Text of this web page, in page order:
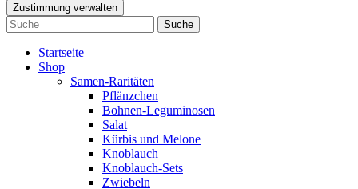
Zustimmung verwalten
Suche
Startseite
Shop
Samen-Raritäten
Pflänzchen
Bohnen-Leguminosen
Salat
Kürbis und Melone
Knoblauch
Knoblauch-Sets
Zwiebeln